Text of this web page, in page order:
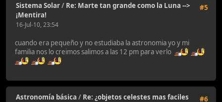
#5
Sistema Solar/ Re: Marte tan grande como la Luna -->
¡Mentira!
16-Jul-10, 23:54
cuando era pequeño y no estudiaba la astronomia yo y mi
familia nos lo creimos salimos a las 12 pm para verlo
#6
Astronomía básica / Re: ¿objetos celestes mas faciles